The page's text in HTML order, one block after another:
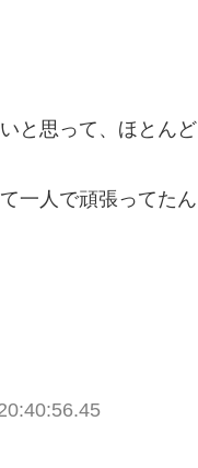
と思って、ほとんど
一人で頑張ってたん